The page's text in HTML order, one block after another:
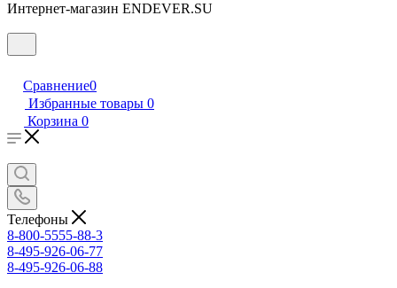
Интернет-магазин ENDEVER.SU
Сравнение0
Избранные товары 0
Корзина 0
Телефоны
8-800-5555-88-3
8-495-926-06-77
8-495-926-06-88